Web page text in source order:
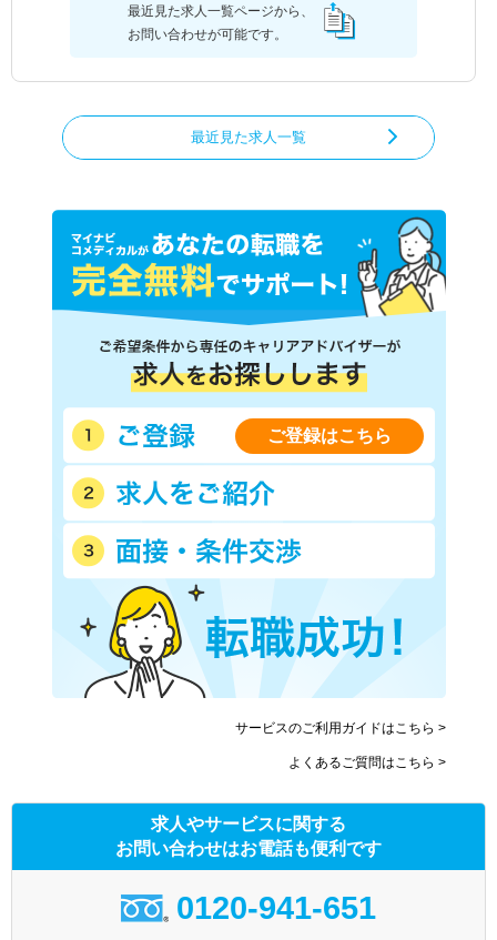
最近見た求人一覧ページから、
お問い合わせが可能です。
最近見た求人一覧
ご登録はこちら
サービスのご利用ガイドはこちら >
よくあるご質問はこちら >
求人やサービスに関する
お問い合わせはお電話も便利です
0120-941-651